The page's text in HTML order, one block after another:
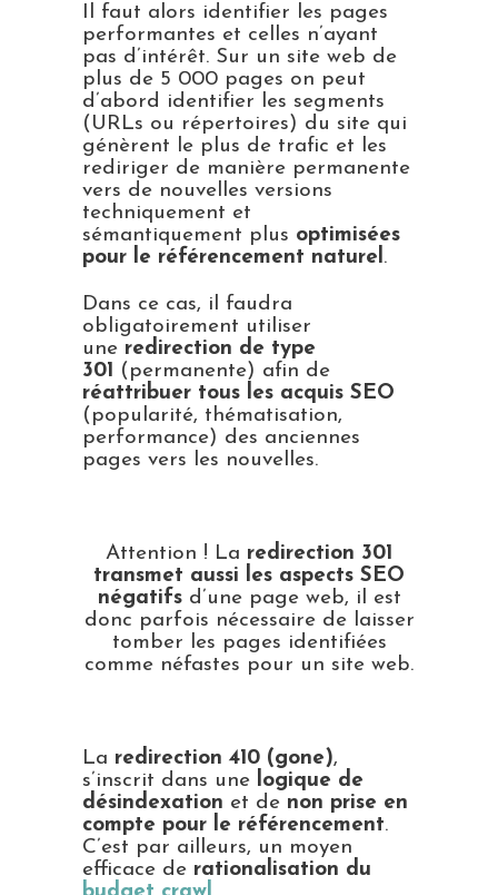
Il faut alors identifier les pages
performantes et celles n’ayant
pas d’intérêt. Sur un site web de
plus de 5 000 pages on peut
d’abord identifier les segments
(URLs ou répertoires) du site qui
génèrent le plus de trafic et les
rediriger de manière permanente
vers de nouvelles versions
techniquement et
sémantiquement plus optimisées
pour le référencement naturel .
Dans ce cas, il faudra
obligatoirement utiliser
une redirection de type
301
(permanente) afin de
réattribuer tous les acquis SEO
(popularité, thématisation,
performance) des anciennes
pages vers les nouvelles.
Attention ! La redirection 301
transmet aussi les aspects SEO
négatifsd’une page web, il est
donc parfois nécessaire de laisser
tomber les pages identifiées
comme néfastes pour un site web.
La redirection 410 (gone),
s’inscrit dans une
logique de
désindexation et de non prise en
compte pour le référencement.
C’est par ailleurs, un moyen
efficace de rationalisation du